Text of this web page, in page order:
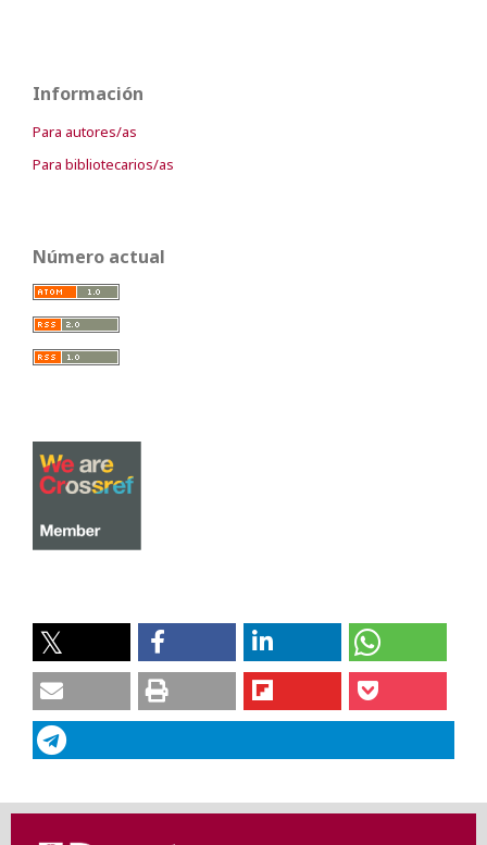
Información
Para autores/as
Para bibliotecarios/as
Número actual